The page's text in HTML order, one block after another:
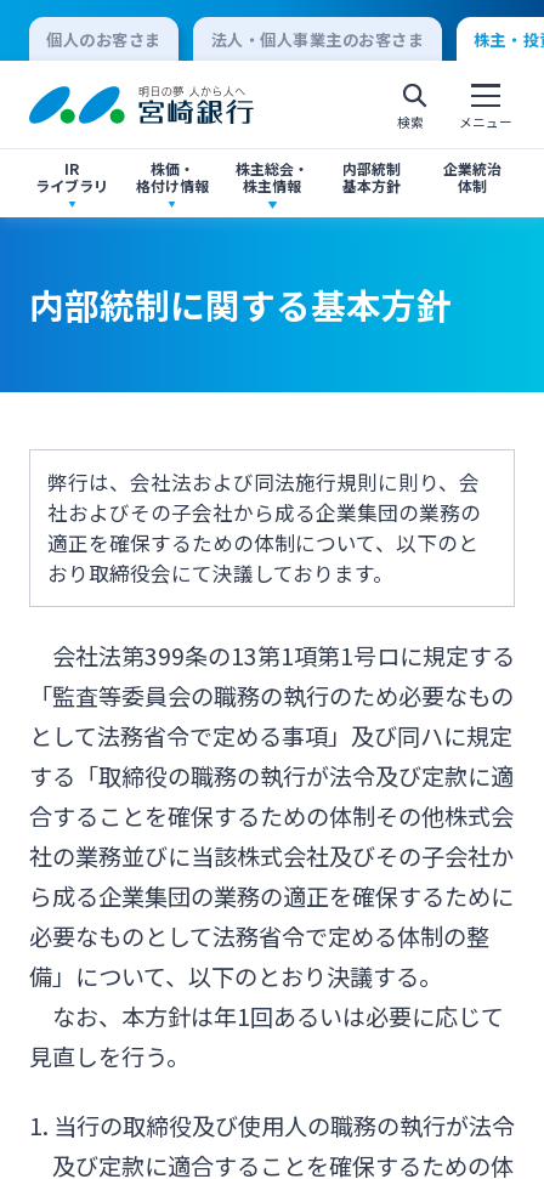
個人のお客さま 法人・個人事業主のお客さま 株主・
検索 メニュー
IR
ライブラリ
株価・
格付け情報
株主総会・
株主情報
内部統制
基本方針
企業統治
体制
投資家向け説明会資料
会社説明会資料
統合報告書・ディスクロージャー誌
English
閉じる
閉じる
閉じる
個人向けインターネットバンキング
ログオン
法人向けインターネットバンキング
ログオン
みやぎんMikatanoシリーズ
ログオン
よくあるご質問 チャットで相談
English
法人・個人事業主のお客さま
内部統制に関する基本方針
弊行は、会社法および同法施行規則に則り、会
社およびその子会社から成る企業集団の業務の
適正を確保するための体制について、以下のと
おり取締役会にて決議しております。
会社法第399条の13第1項第1号ロに規定する
「監査等委員会の職務の執行のため必要なもの
として法務省令で定める事項」及び同ハに規定
する「取締役の職務の執行が法令及び定款に適
合することを確保するための体制その他株式会
社の業務並びに当該株式会社及びその子会社か
ら成る企業集団の業務の適正を確保するために
必要なものとして法務省令で定める体制の整
備」について、以下のとおり決議する。
なお、本方針は年1回あるいは必要に応じて
見直しを行う。
1. 当行の取締役及び使用人の職務の執行が法令
及び定款に適合することを確保するための体